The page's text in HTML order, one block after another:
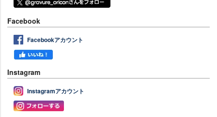
Facebook
Facebookアカウント
Instagram
Instagramアカウント